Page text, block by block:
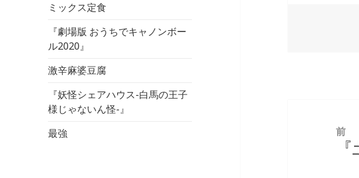
ミックス定食
『劇場版 おうちでキャノンボー
ル2020』
激辛麻婆豆腐
『妖怪シェアハウス-白馬の王子
様じゃないん怪-』
最強
前
前